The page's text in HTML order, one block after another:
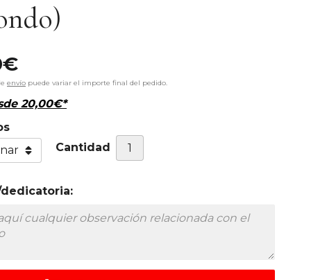
€
envío puede variar el importe final del pedido.
20,00€*
Cantidad
dedicatoria: